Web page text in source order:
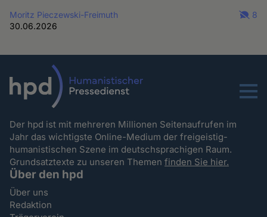
Moritz Pieczewski-Freimuth
30.06.2026
8
Menu
Der hpd ist mit mehreren Millionen Seitenaufrufen im
Jahr das wichtigste Online-Medium der freigeistig-
humanistischen Szene im deutschsprachigen Raum.
Grundsatztexte zu unseren Themenfinden Sie hier.
Über den hpd
Über uns
Redaktion